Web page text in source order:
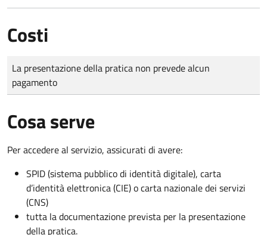
Costi
Tipo di pagamento
Importo
La presentazione della pratica non prevede alcun
pagamento
Cosa serve
Per accedere al servizio, assicurati di avere:
SPID (sistema pubblico di identità digitale), carta
d’identità elettronica (CIE) o carta nazionale dei servizi
(CNS)
tutta la documentazione prevista per la presentazione
della pratica.